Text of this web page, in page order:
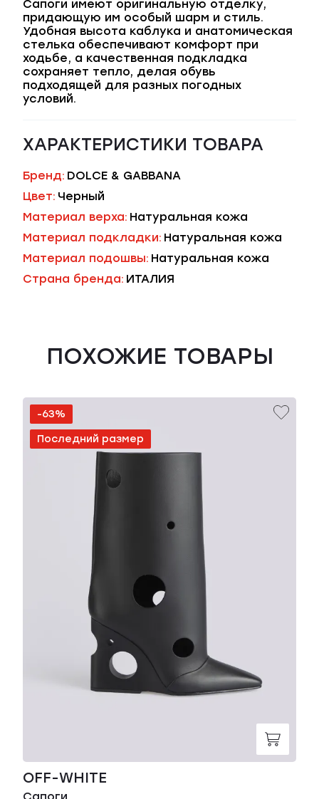
Сапоги имеют оригинальную отделку,
придающую им особый шарм и стиль.
Удобная высота каблука и анатомическая
стелька обеспечивают комфорт при
ходьбе, а качественная подкладка
сохраняет тепло, делая обувь
подходящей для разных погодных
условий.
ХАРАКТЕРИСТИКИ ТОВАРА
Бренд: DOLCE & GABBANA
Цвет: Черный
Материал верха: Натуральная кожа
Материал подкладки: Натуральная кожа
Материал подошвы: Натуральная кожа
Страна бренда: ИТАЛИЯ
ПОХОЖИЕ ТОВАРЫ
-63%
Последний размер
OFF-WHITE